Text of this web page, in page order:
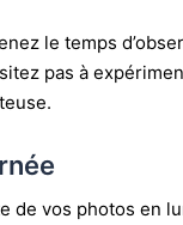
le temps
pas à
de vos photos en